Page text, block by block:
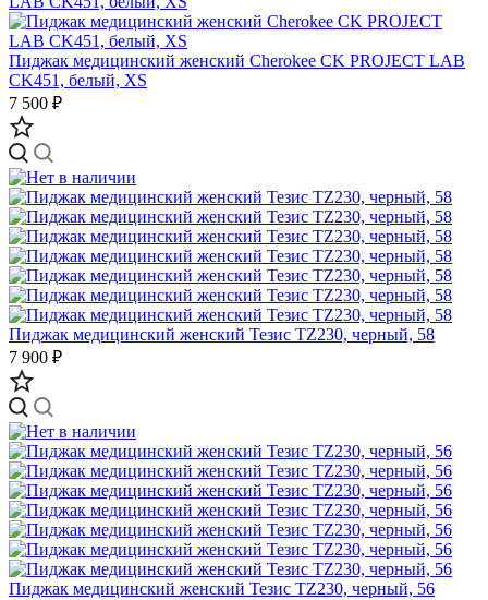
Пиджак медицинский женский Cherokee CK PROJECT LAB
CK451, белый, XS
7 500 ₽
Пиджак медицинский женский Тезис TZ230, черный, 58
7 900 ₽
Пиджак медицинский женский Тезис TZ230, черный, 56